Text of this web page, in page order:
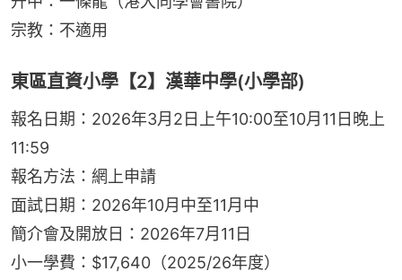
宗教：不適用
東區直資小學【2】漢華中學(小學部)
報名日期：2026年3月2日上午10:00至10月11日晚上
11:59
報名方法：網上申請
面試日期：2026年10月中至11月中
簡介會及開放日：2026年7月11日
小一學費：$17,640（2025/26年度）